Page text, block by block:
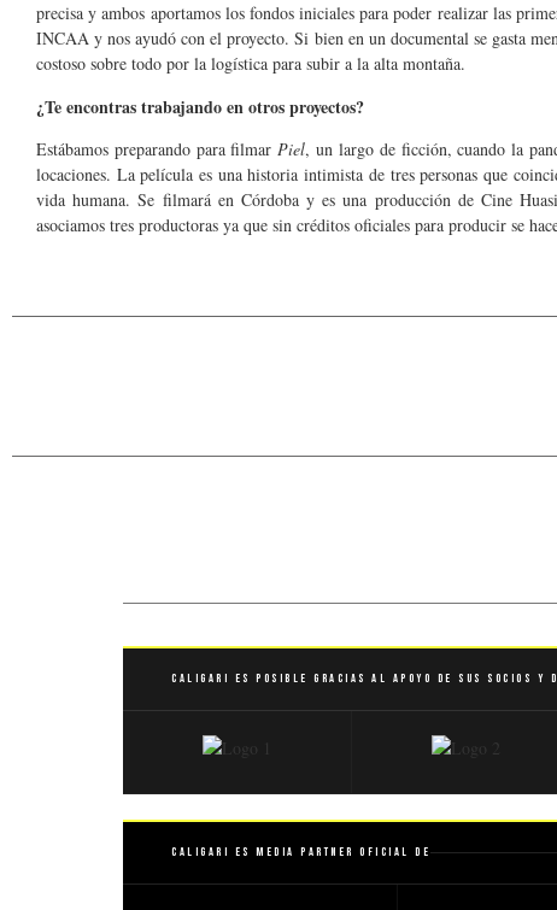
precisa y ambos aportamos los fondos iniciales para poder realizar las
INCAA y nos ayudó con el proyecto. Si bien en un documental se gasta
costoso sobre todo por la logística para subir a la alta montaña.
¿Te encontras trabajando en otros proyectos?
Estábamos preparando para filmarPiel, un largo de ficción, cuando la
locaciones. La película es una historia intimista de tres personas que
vida humana. Se filmará en Córdoba y es una producción de Cine
asociamos tres productoras ya que sin créditos oficiales para producir se
Caligari es posible gracias al apoyo de sus socios y
Caligari es Media Partner Oficial de